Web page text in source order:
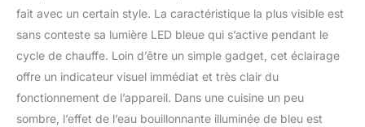
fait avec un certain style. La caractéristique la plus visible est
sans conteste sa lumière LED bleue qui s’active pendant le
cycle de chauffe. Loin d’être un simple gadget, cet éclairage
offre un indicateur visuel immédiat et très clair du
fonctionnement de l’appareil. Dans une cuisine un peu
sombre, l’effet de l’eau bouillonnante illuminée de bleu est